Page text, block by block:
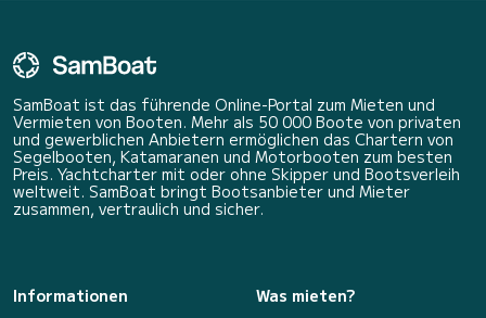
SamBoat ist das führende Online-Portal zum Mieten und
Vermieten von Booten. Mehr als 50 000 Boote von privaten
und gewerblichen Anbietern ermöglichen das Chartern von
Segelbooten, Katamaranen und Motorbooten zum besten
Preis. Yachtcharter mit oder ohne Skipper und Bootsverleih
weltweit. SamBoat bringt Bootsanbieter und Mieter
zusammen, vertraulich und sicher.
Informationen
Was mieten?